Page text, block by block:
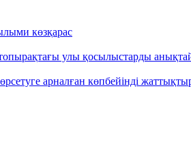
көзқарас
улы қосылыстарды
арналған көпбейінді